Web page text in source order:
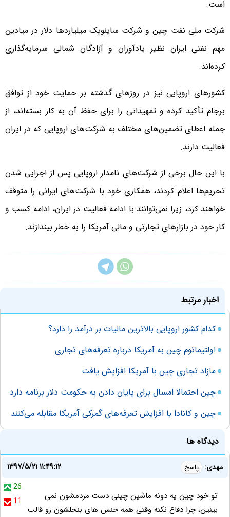
است.
شرکت ملی نفت چین و شرکت ساینوپک میلیاردها دلار در میادین
مهم نفتی ایران نظیر یادآوران و آزادگان شمالی سرمایه‌گذاری
کرده‌اند.
کشورهای اروپایی نیز در روزهای گذشته بر حمایت خود از توافق
برجام تأکید کرده و تمهیداتی را برای حفظ آن به کار بسته‌اند، از
جمله اعطای تضمین‌های مختلف به شرکت‌های اروپایی که در ایران
فعالیت دارند.
با این حال برخی از شرکت‌های نامدار اروپایی پس از اجرایی شدن
تحریم‌ها اعلام کردند، همکاری خود با شرکت‌های ایرانی را متوقف
خواهند کرد، زیرا نمی‌توانند با ادامه فعالیت در ایران، ادامه کسب و
کار خود در بازارهای تجارتی و مالی آمریکا را به خطر بیندازند.
اخبار مرتبط
کدام کشور اروپایی بالاترین مالیات بر درآمد را دارد؟
اولتیماتوم چین به آمریکا درباره تعرفه‌های تجاری
مازاد تجاری چین با آمریکا افزایش یافت
چین احتمالا امسال برای پایان دادن به حکومت دلار برنامه دارد
چین و کانادا با افزایش تعرفه‌های گمرکی آمریکا مقابله می‌کنند
دیدگاه ها
مهدی: پاسخ
۱۳۹۷/۵/۲۱ ۱۱:۴۹:۱۲
26
11
تو خود چین یه دونه ماشین چینی دست مردمشون نمی
بینین، چرا دفاع نکنه وقتی همه جنس های بنجلشون رو قالب